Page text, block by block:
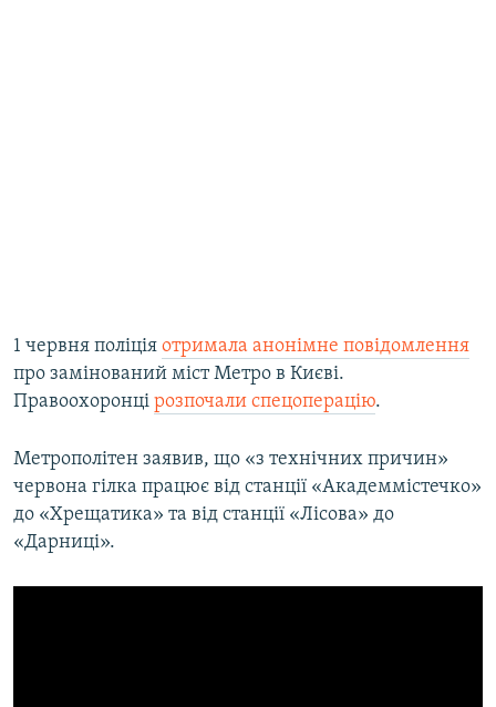
1 червня поліція отримала анонімне повідомлення
про замінований міст Метро в Києві.
Правоохоронці розпочали спецоперацію.
Метрополітен заявив, що «з технічних причин»
червона гілка працює від станції «Академмістечко»
до «Хрещатика» та від станції «Лісова» до
«Дарниці».